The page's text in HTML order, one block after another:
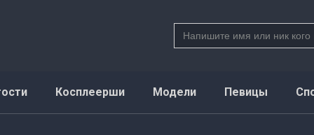
Search
for:
Косплеерши Модели Певицы